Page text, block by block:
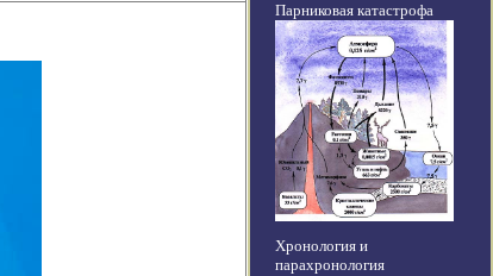
Парниковая катастрофа
Хронология и
парахронология